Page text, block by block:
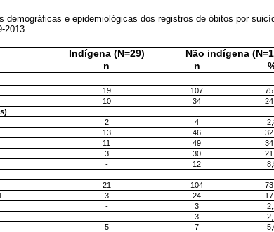
demográficas e epidemiológicas dos registros de óbitos por
2013
Indígena (N=29) Não indígena
n
n
19 107
10 34
2 4
13 46
11 49
3 30
- 12
21 104
3 24
- 3
- 3
5 7